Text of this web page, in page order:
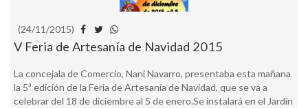
(24/11/2015)
V Feria de Artesanía de Navidad 2015
La concejala de Comercio, Nani Navarro, presentaba esta mañana
la 5ª edición de la Feria de Artesanía de Navidad, que se va a
celebrar del 18 de diciembre al 5 de enero.Se instalará en el Jardín